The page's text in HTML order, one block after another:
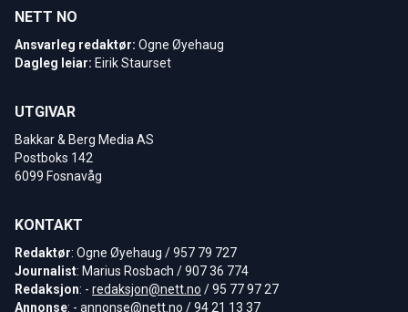
NETT NO
Ansvarleg redaktør: Ogne Øyehaug
Dagleg leiar: Eirik Staurset
UTGIVAR
Bakkar & Berg Media AS
Postboks 142
6099 Fosnavåg
KONTAKT
Redaktør: Ogne Øyehaug / 957 79 727
Journalist: Marius Rosbach / 907 36 774
Redaksjon: - redaksjon@nett.no / 95 77 97 27
Annonse: - annonse@nett.no / 94 21 13 37